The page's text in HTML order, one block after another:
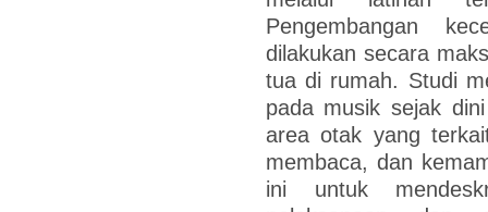
Pengembangan
dilakukan secara
tua di rumah. Studi
pada musik sejak
area otak yang
membaca, dan
ini untuk